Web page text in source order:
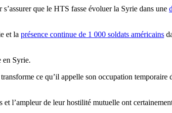
que le HTS fasse évoluer la Syrie dans une
et la présence continue de 1 000 soldats américains
en Syrie.
ce qu’il appelle son occupation
l’ampleur de leur hostilité mutuelle ont